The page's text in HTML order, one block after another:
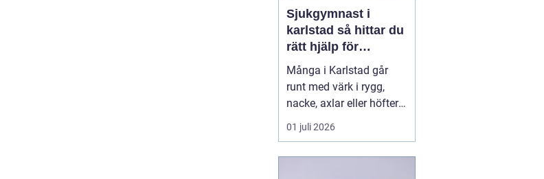
Sjukgymnast i
karlstad så hittar du
rätt hjälp för
kroppen
Många i Karlstad går
runt med värk i rygg,
nacke, axlar eller höfter
utan att söka hjälp.
Andra har råkat ut för en
01 juli 2026